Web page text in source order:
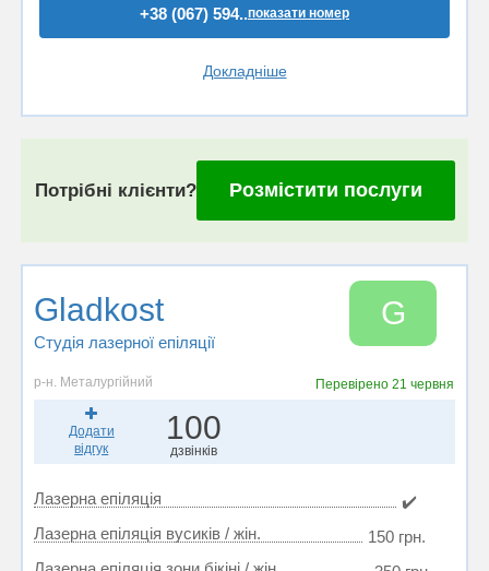
+38 (067) 594..показати номер
Докладніше
Потрібні клієнти? Розмістити послуги
Gladkost
Студія лазерної епіляції
G
р-н. Металургійний Перевірено21 червня
Додати
відгук
100
дзвінків
Лазерна епіляція
✔️
Лазерна епіляція вусиків / жін.
150 грн.